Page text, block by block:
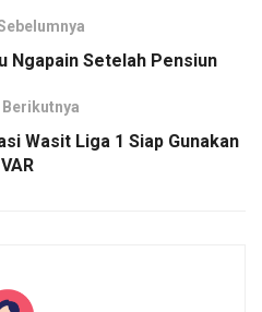
Ngapain Setelah Pensiun
Berikutnya
Wasit Liga 1 Siap Gunakan
VAR